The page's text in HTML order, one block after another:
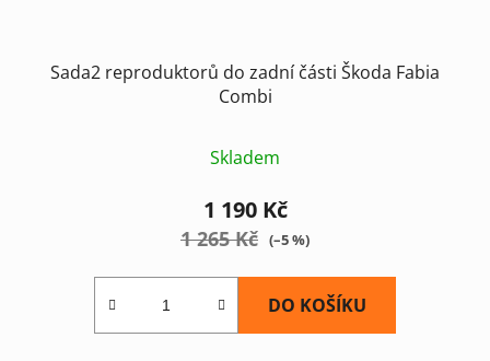
Sada2 reproduktorů do zadní části Škoda Fabia
Combi
Skladem
1 190 Kč
1 265 Kč (–5 %)
DO KOŠÍKU